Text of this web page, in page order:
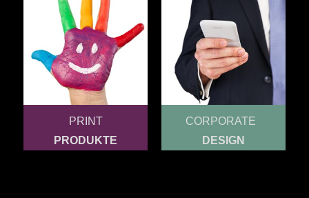
PRINT
PRODUKTE
CORPORATE
DESIGN